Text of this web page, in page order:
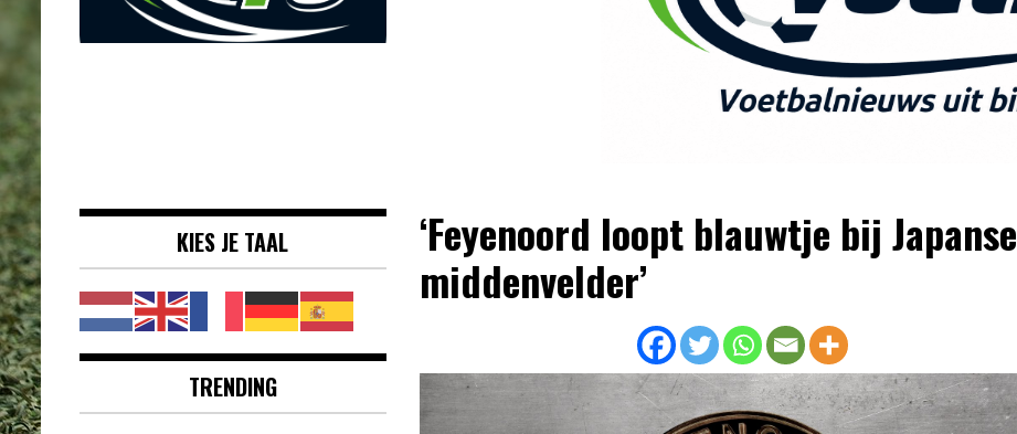
Eredivisie &
Internationaal
voetbal |
‘Feyenoord loopt blauwtje bij Japanse
middenvelder’
KIES JE TAAL
TRENDING